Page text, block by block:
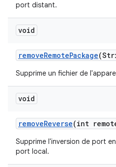
port distant.
void
removeRemotePackage
Supprime un fichier de
void
removeReverse(int
Supprime l'inversion de port
port local.